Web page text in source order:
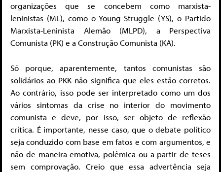
organizações que se concebem como marxista-
leninistas (ML), como o Young Struggle (YS), o Partido
Marxista-Leninista Alemão (MLPD), a Perspectiva
Comunista (PK) e a Construção Comunista (KA).
Só porque, aparentemente, tantos comunistas são
solidários ao PKK não significa que eles estão corretos.
Ao contrário, isso pode ser interpretado como um dos
vários sintomas da crise no interior do movimento
comunista e deve, por isso, ser objeto de reflexão
crítica. É importante, nesse caso, que o debate político
seja conduzido com base em fatos e com argumentos, e
não de maneira emotiva, polêmica ou a partir de teses
sem comprovação. Creio que essa advertência seja